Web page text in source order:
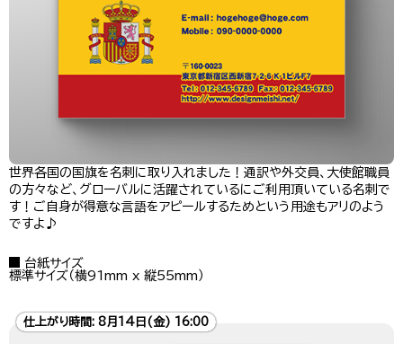
世界各国の国旗を名刺に取り入れました！通訳や外交員、大使館職員
の方々など、グローバルに活躍されているにご利用頂いている名刺で
す！ご自身が得意な言語をアピールするためという用途もアリのよう
ですよ♪
台紙サイズ
標準サイズ（横91mm x 縦55mm）
仕上がり時間: 8月14日(金) 16:00